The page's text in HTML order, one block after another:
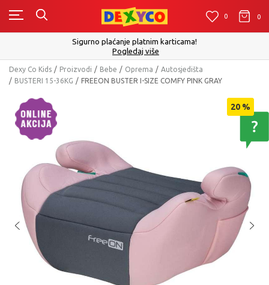
0 0
Sigurno plaćanje platnim karticama!
Pogledaj više
Dexy Co Kids Proizvodi Bebe Oprema
Autosjedišta
BUSTERI 15-36KG
FREEON BUSTER I-SIZE COMFY PINK GRAY
20 %